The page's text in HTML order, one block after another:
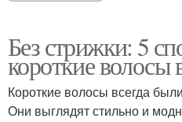
Без стрижки: 5
короткие волосы
Короткие волосы всегда
Они выглядят стильно и